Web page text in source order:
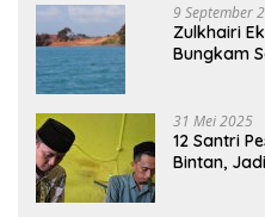
9 September
Zulkhairi
Bungkam
31 Mei 2025
12 Santri
Bintan,